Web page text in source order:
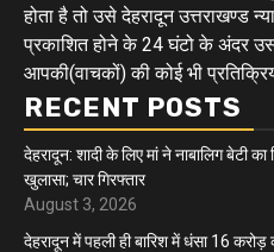
होता है तो उसे देहरादून उत्तराखण्ड
प्रकाशित होने के 24 घंटो के अंदर
आपकी(वाचकों) की कोई भी
RECENT POSTS
देहरादून: शादी के लिए मां ने नाबालिग बेटी
खुलासा; चार गिरफ्तार
August 3, 2026
देहरादून में पहली ही बारिश में धंसा 16